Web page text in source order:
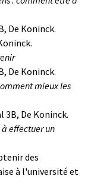
De Koninck.
De Koninck.
mieux les
3B, De Koninck.
effectuer un
des
à l'université et